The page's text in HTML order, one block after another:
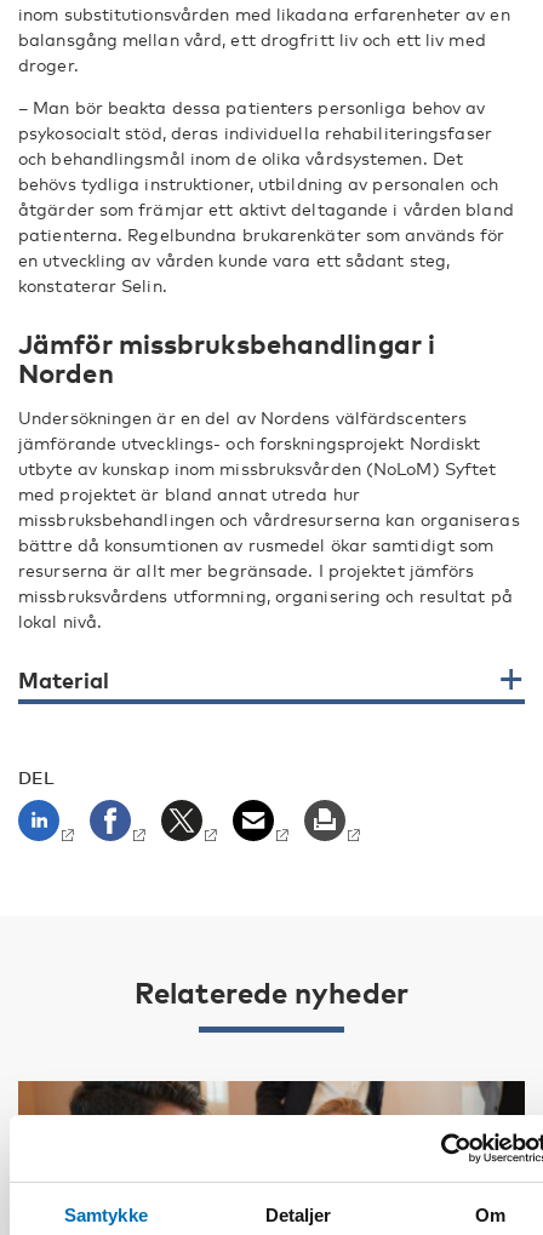
Samtykke Detaljer Om
inom substitutionsvården med likadana erfarenheter av en
balansgång mellan vård, ett drogfritt liv och ett liv med
droger.
– Man bör beakta dessa patienters personliga behov av
psykosocialt stöd, deras individuella rehabiliteringsfaser
och behandlingsmål inom de olika vårdsystemen. Det
behövs tydliga instruktioner, utbildning av personalen och
åtgärder som främjar ett aktivt deltagande i vården bland
patienterna. Regelbundna brukarenkäter som används för
en utveckling av vården kunde vara ett sådant steg,
konstaterar Selin.
Jämför missbruksbehandlingar i
Norden
Undersökningen är en del av Nordens välfärdscenters
jämförande utvecklings- och forskningsprojekt Nordiskt
utbyte av kunskap inom missbruksvården (NoLoM) Syftet
med projektet är bland annat utreda hur
missbruksbehandlingen och vårdresurserna kan organiseras
bättre då konsumtionen av rusmedel ökar samtidigt som
resurserna är allt mer begränsade. I projektet jämförs
missbruksvårdens utformning, organisering och resultat på
lokal nivå.
Material
DEL
Relaterede nyheder